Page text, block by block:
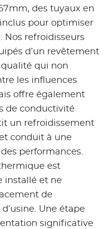
des tuyaux en
pour optimiser
Nos refroidisseurs
d’un revêtement
qui non
les influences
offre également
de conductivité
un refroidissement
conduit à une
performances.
est
installé et ne
de
Une étape
significative